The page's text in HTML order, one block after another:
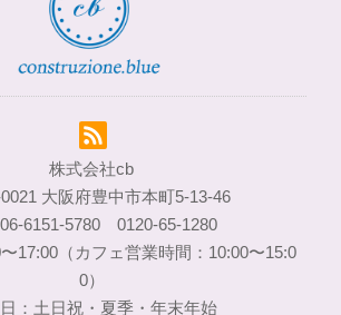
株式会社cb
大阪府豊中市本町5-13-46
6151-5780 0120-65-1280
17:00（カフェ営業時間：10:00〜15:0
0）
：土日祝・夏季・年末年始